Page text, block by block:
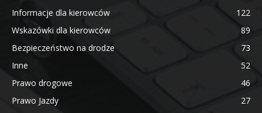
Informacje dla kierowców
122
Wskazówki dla kierowców
89
Bezpieczeństwo na drodze
73
Inne
52
Prawo drogowe
46
Prawo Jazdy
27